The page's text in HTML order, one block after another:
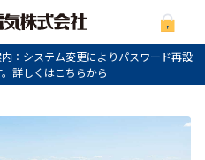
：システム変更によりパスワード再設
詳しくはこちらから